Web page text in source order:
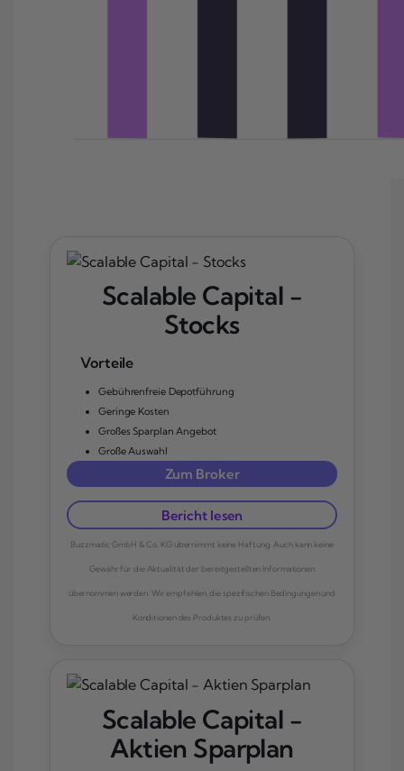
Scalable Capital -
Stocks
Vorteile
Gebührenfreie Depotführung
Geringe Kosten
Großes Sparplan Angebot
Große Auswahl
Zum Broker
Bericht lesen
Buzzmatic GmbH & Co. KG übernimmt keine Haftung. Auch kann keine
Gewähr für die Aktualität der bereitgestellten Informationen
übernommen werden. Wir empfehlen, die spezifischen Bedingungen und
Konditionen des Produktes zu prüfen.
Scalable Capital -
Aktien Sparplan